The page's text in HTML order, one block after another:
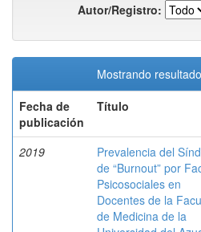
Autor/Registro:
Mostrando
Fecha de
publicación
Título
2019
Prevalencia del
de “Burnout” por
Psicosociales en
Docentes de la
de Medicina de la